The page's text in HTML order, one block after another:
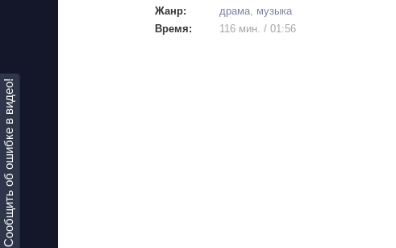
Сообщить об ошибке в видео!
Жанр:
драма, музыка
Время:
116 мин. / 01:56